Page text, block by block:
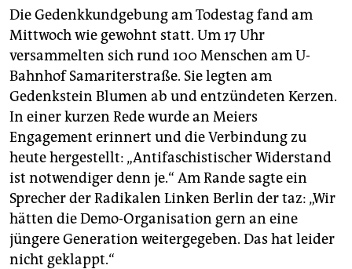
Die Gedenkkundgebung am Todestag fand am
Mittwoch wie gewohnt statt. Um 17 Uhr
versammelten sich rund 100 Menschen am U-
Bahnhof Samariterstraße. Sie legten am
Gedenkstein Blumen ab und entzündeten Kerzen.
In einer kurzen Rede wurde an Meiers
Engagement erinnert und die Verbindung zu
heute hergestellt: „Antifaschistischer Widerstand
ist notwendiger denn je.“ Am Rande sagte ein
Sprecher der Radikalen Linken Berlin der taz: „Wir
hätten die Demo-Organisation gern an eine
jüngere Generation weitergegeben. Das hat leider
nicht geklappt.“